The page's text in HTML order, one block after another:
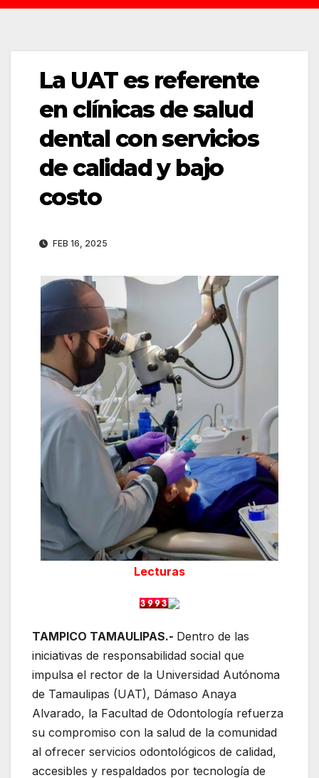
La UAT es referente
en clínicas de salud
dental con servicios
de calidad y bajo
costo
FEB 16, 2025
Lecturas
TAMPICO TAMAULIPAS.- Dentro de las
iniciativas de responsabilidad social que
impulsa el rector de la Universidad Autónoma
de Tamaulipas (UAT), Dámaso Anaya
Alvarado, la Facultad de Odontología refuerza
su compromiso con la salud de la comunidad
al ofrecer servicios odontológicos de calidad,
accesibles y respaldados por tecnología de